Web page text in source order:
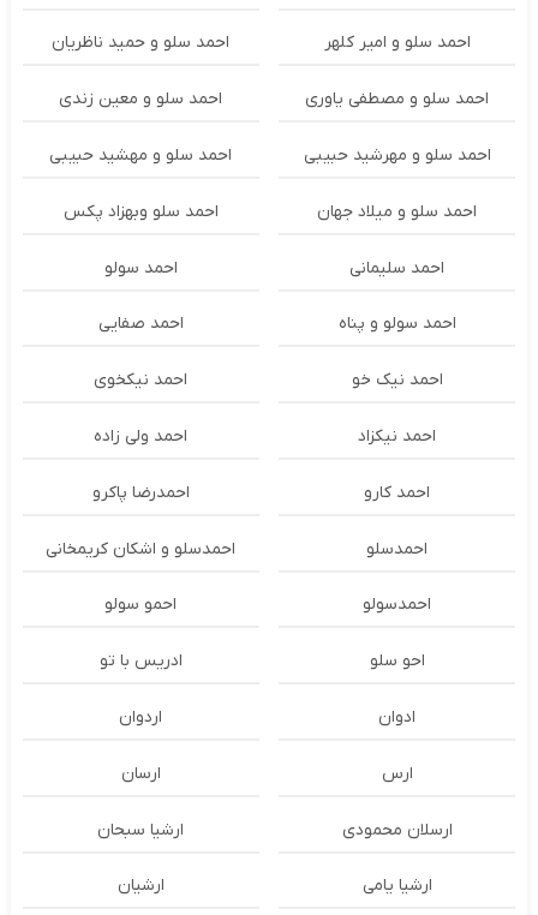
احمد سلو و امیر کلهر احمد سلو و حمید ناظریان
احمد سلو و مصطفی یاوری احمد سلو و معین زندی
احمد سلو و مهرشید حبیبی احمد سلو و مهشید حبیبی
احمد سلو و میلاد جهان احمد سلو وبهزاد پکس
احمد سلیمانی احمد سولو
احمد سولو و پناه احمد صفایی
احمد نیک خو احمد نیکخوی
احمد نیکزاد احمد ولی زاده
احمد کارو احمدرضا پاکرو
احمدسلو احمدسلو و اشکان کریمخانی
احمدسولو احمو سولو
احو سلو ادریس با تو
ادوان اردوان
ارس ارسان
ارسلان محمودی ارشیا سبحان
ارشیا یامی ارشیان